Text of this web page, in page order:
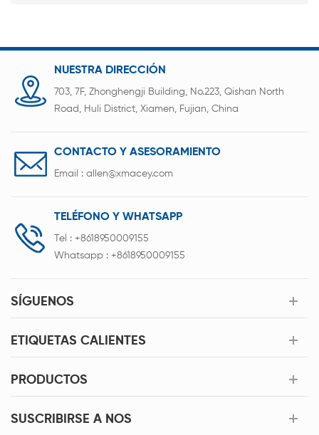
NUESTRA DIRECCIÓN
703, 7F, Zhonghengji Building, No.223, Qishan North
Road, Huli District, Xiamen, Fujian, China
CONTACTO Y ASESORAMIENTO
Email : allen@xmacey.com
TELÉFONO Y WHATSAPP
Tel : +8618950009155
Whatsapp : +8618950009155
SÍGUENOS
ETIQUETAS CALIENTES
PRODUCTOS
SUSCRIBIRSE A NOS